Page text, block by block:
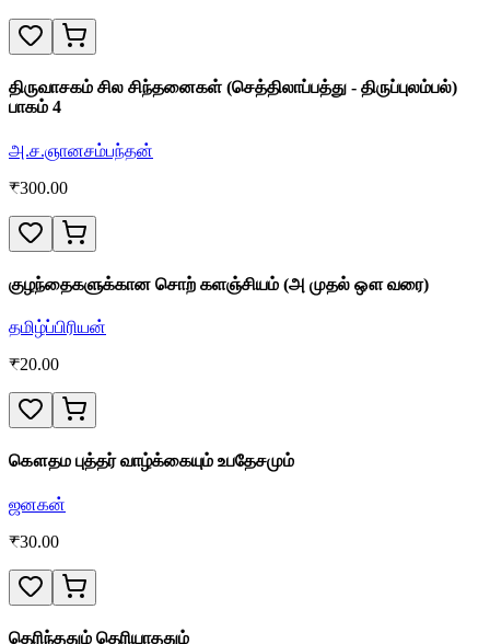
திருவாசகம் சில சிந்தனைகள் (செத்திலாப்பத்து - திருப்புலம்பல்)
பாகம் 4
அ.ச.ஞானசம்பந்தன்
₹300.00
குழந்தைகளுக்கான சொற் களஞ்சியம் (அ முதல் ஔ வரை)
தமிழ்ப்பிரியன்
₹20.00
கௌதம புத்தர் வாழ்க்கையும் உபதேசமும்
ஜனகன்
₹30.00
தெரிந்ததும் தெரியாததும்